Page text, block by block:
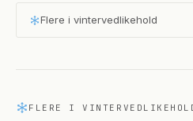
Flere i vintervedlikehold
FLERE I